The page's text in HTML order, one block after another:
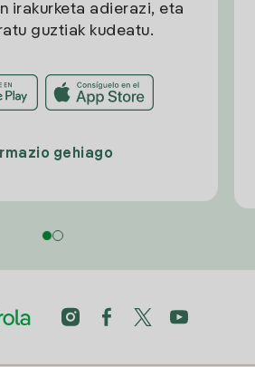
irakurketa adierazi, eta
guztiak kudeatu.
gehiago